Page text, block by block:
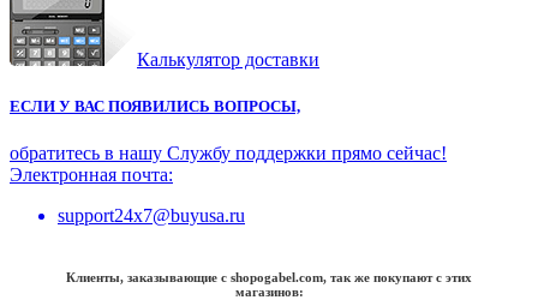
Калькулятор доставки
ЕСЛИ У ВАС ПОЯВИЛИСЬ ВОПРОСЫ,
обратитесь в нашу Службу поддержки прямо сейчас!
Электронная почта:
support24x7@buyusa.ru
Клиенты, заказывающие с shopogabel.com, так же покупают с этих
магазинов: